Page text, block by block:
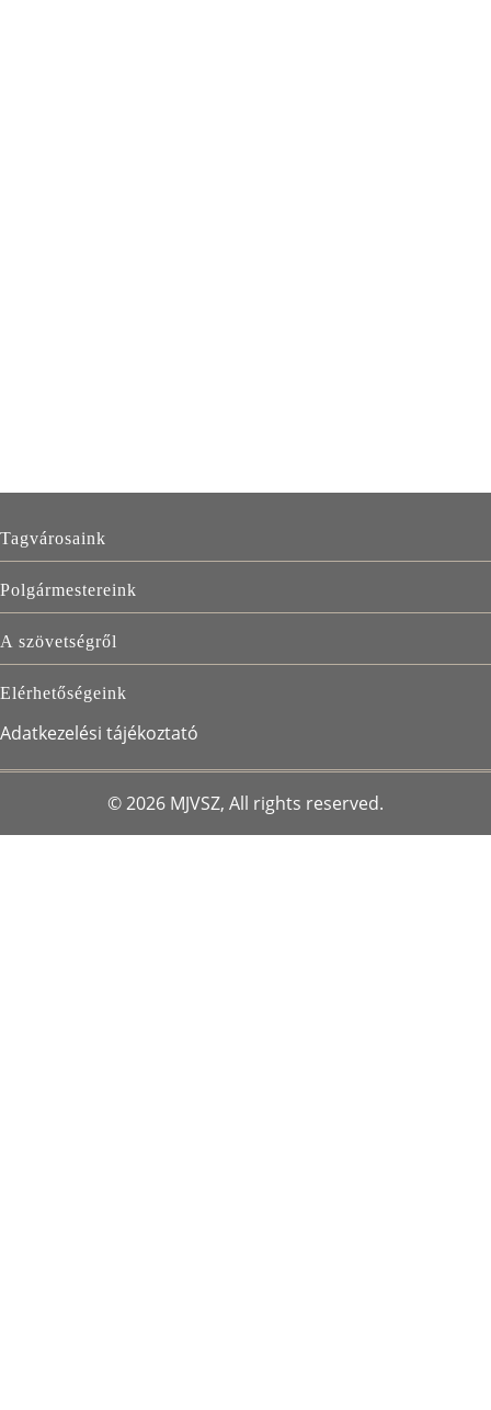
NAVIGÁCIÓ
Tagvárosaink
Polgármestereink
A szövetségről
Elérhetőségeink
LÁBLÉC
Adatkezelési tájékoztató
© 2026 MJVSZ, All rights reserved.